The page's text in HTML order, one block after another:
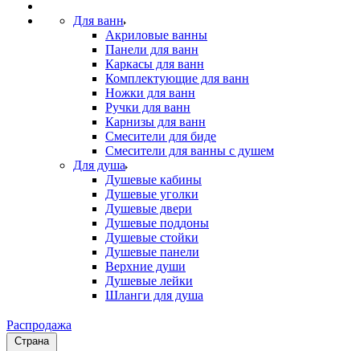
Для ванн
Акриловые ванны
Панели для ванн
Каркасы для ванн
Комплектующие для ванн
Ножки для ванн
Ручки для ванн
Карнизы для ванн
Смесители для биде
Смесители для ванны с душем
Для душа
Душевые кабины
Душевые уголки
Душевые двери
Душевые поддоны
Душевые стойки
Душевые панели
Верхние души
Душевые лейки
Шланги для душа
Распродажа
Страна